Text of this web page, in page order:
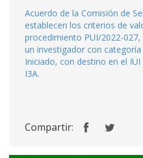
Acuerdo de la Comisión de
establecen los criterios de
procedimiento PUI/2022-
un investigador con
Iniciado, con destino en el
I3A.
Compartir: